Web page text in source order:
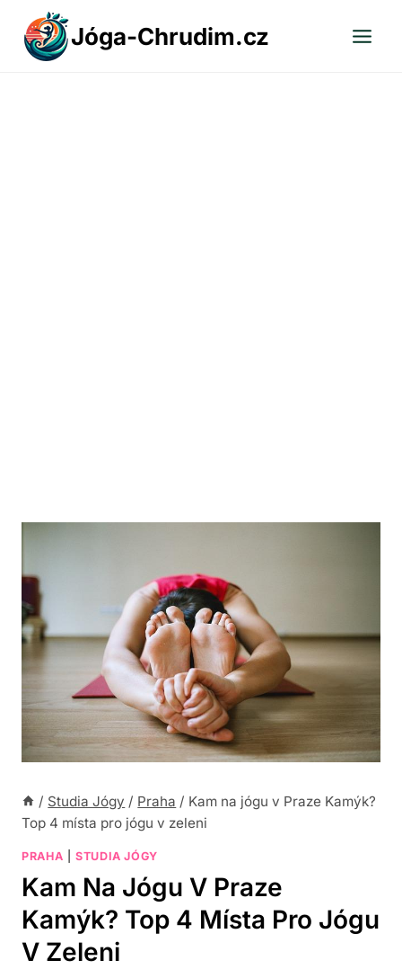
Přeskočit
obsah
Jóga-Chrudim.cz
/ Studia Jógy / Praha / Kam na jógu v Praze Kamýk?
Top 4 místa pro jógu v zeleni
PRAHA |STUDIA JÓGY
Kam Na Jógu V Praze
Kamýk? Top 4 Místa Pro Jógu
V Zeleni